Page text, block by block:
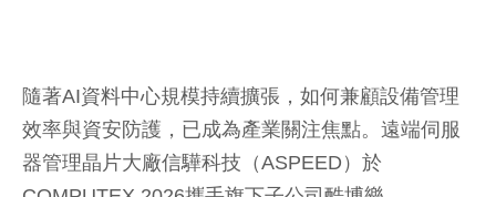
隨著AI資料中心規模持續擴張，如何兼顧設備管理
效率與資安防護，已成為產業關注焦點。遠端伺服
器管理晶片大廠信驊科技（ASPEED）於